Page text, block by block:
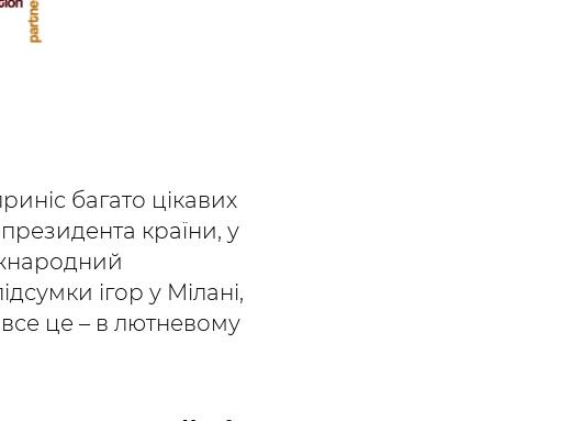
багато цікавих
країни, у
ігор у Мілані,
це – в лютневому